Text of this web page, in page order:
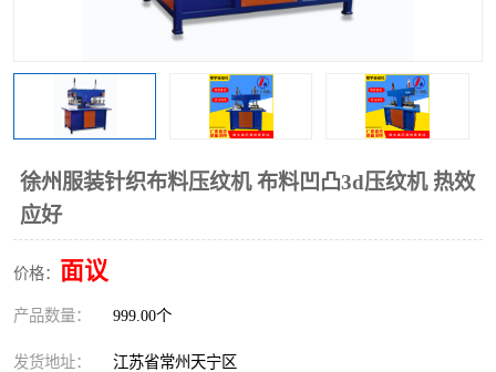
徐州服装针织布料压纹机 布料凹凸3d压纹机 热效
应好
价格： 面议
产品数量： 999.00个
发货地址： 江苏省常州天宁区